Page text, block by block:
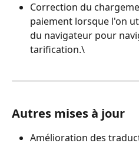
Correction du
paiement lorsque l'on
du navigateur pour
tarification.\
Autres mises à jour
Amélioration des